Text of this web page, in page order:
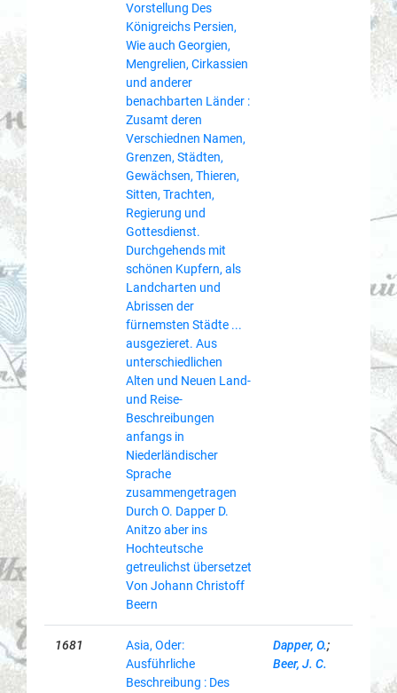
Vorstellung Des
Königreichs Persien,
Wie auch Georgien,
Mengrelien, Cirkassien
und anderer
benachbarten Länder :
Zusamt deren
Verschiednen Namen,
Grenzen, Städten,
Gewächsen, Thieren,
Sitten, Trachten,
Regierung und
Gottesdienst.
Durchgehends mit
schönen Kupfern, als
Landcharten und
Abrissen der
fürnemsten Städte ...
ausgezieret. Aus
unterschiedlichen
Alten und Neuen Land-
und Reise-
Beschreibungen
anfangs in
Niederländischer
Sprache
zusammengetragen
Durch O. Dapper D.
Anitzo aber ins
Hochteutsche
getreulichst übersetzet
Von Johann Christoff
Beern
1681
Asia, Oder:
Ausführliche
Beschreibung : Des
Dapper, O.;
Beer, J. C.